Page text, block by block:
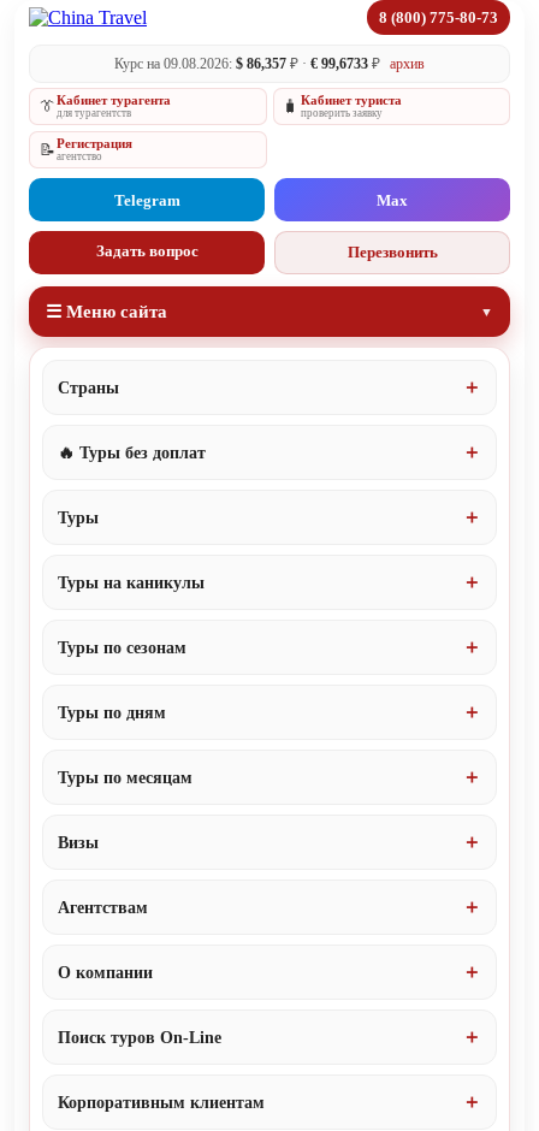
8 (800) 775-80-73
Курс на 09.08.2026: $ 86,357 ₽ · € 99,6733 ₽ архив
👔Кабинет турагента
для турагентств 🧳 Кабинет туриста
проверить заявку
📝Регистрация
агентство
Telegram Max
Задать вопрос Перезвонить
☰ Меню сайта
Страны
🔥 Туры без доплат
Туры
Туры на каникулы
Туры по сезонам
Туры по дням
Туры по месяцам
Визы
Агентствам
О компании
Поиск туров On-Line
Корпоративным клиентам